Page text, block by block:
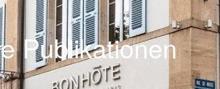
Publikationen